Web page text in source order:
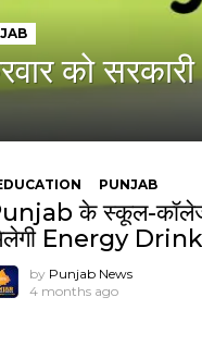
को
PUNJAB
के स्कूल-
Energy Drink
by Punjab News
4 months ago